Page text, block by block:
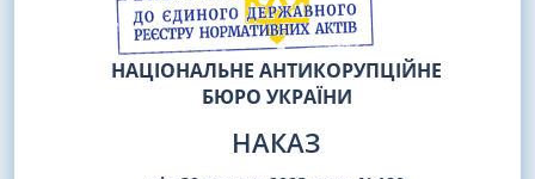
НАЦІОНАЛЬНЕ АНТИКОРУПЦІЙНЕ
БЮРО УКРАЇНИ
НАКАЗ